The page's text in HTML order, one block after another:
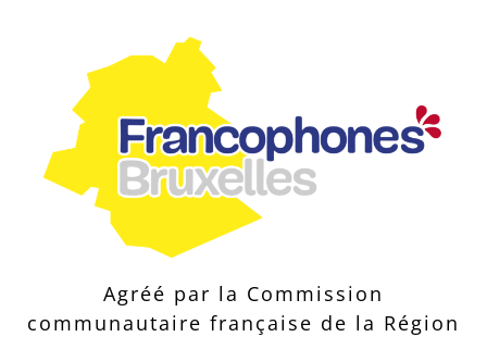
Agréé par la Commission
communautaire française de la Région